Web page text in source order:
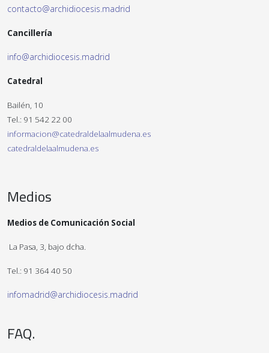
contacto@archidiocesis.madrid
Cancillería
info@archidiocesis.madrid
Catedral
Bailén, 10
Tel.: 91 542 22 00
informacion@catedraldelaalmudena.es
catedraldelaalmudena.es
Medios
Medios de Comunicación Social
La Pasa, 3, bajo dcha.
Tel.: 91 364 40 50
infomadrid@archidiocesis.madrid
FAQ.